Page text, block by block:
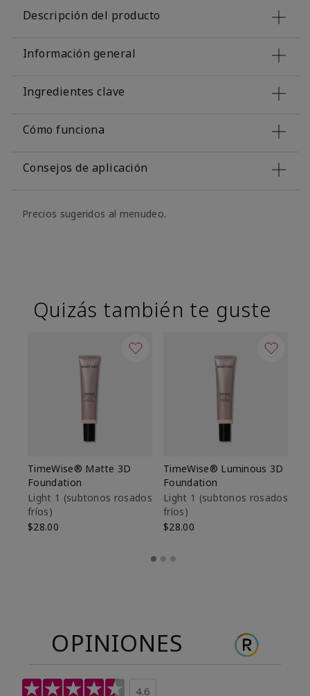
Descripción del producto
Información general
Ingredientes clave
Cómo funciona
Consejos de aplicación
Precios sugeridos al menudeo.
Quizás también te guste
TimeWise® Matte 3D
Foundation
Light 1​ (subtonos rosados
fríos)
$28.00
TimeWise® Luminous 3D
Foundation
Light 1​ (subtonos rosados
fríos)
$28.00
OPINIONES
4.6